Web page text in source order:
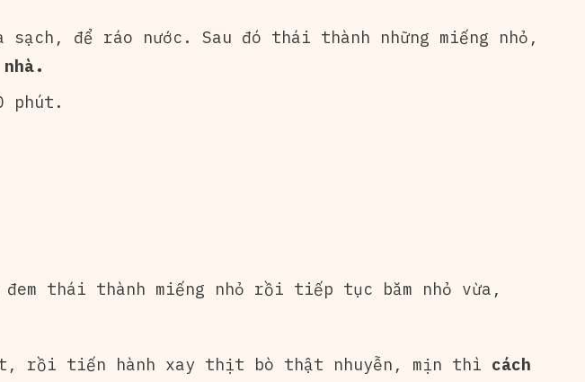
để ráo nước. Sau đó thái thành những miếng nhỏ,
phút.
thái thành miếng nhỏ rồi tiếp tục băm nhỏ vừa,
rồi tiến hành xay thịt bò thật nhuyễn, mịn thì cách